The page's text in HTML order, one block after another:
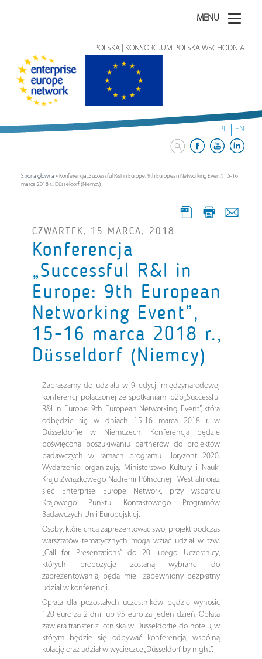
MENU
POLSKA | KONSORCJUM POLSKA WSCHODNIA
PL EN
Strona główna » Konferencja „Successful R&I in Europe: 9th European Networking Event”, 15-16
marca 2018 r., Düsseldorf (Niemcy)
CZWARTEK, 15 MARCA, 2018
Konferencja
„Successful R&I in
Europe: 9th European
Networking Event”,
15-16 marca 2018 r.,
Düsseldorf (Niemcy)
Zapraszamy do udziału w 9 edycji międzynarodowej
konferencji połączonej ze spotkaniami b2b „Successful
R&I in Europe: 9th European Networking Event”, która
odbędzie się w dniach 15-16 marca 2018 r. w
Düsseldorfie w Niemczech. Konferencja będzie
poświęcona poszukiwaniu partnerów do projektów
badawczych w ramach programu Horyzont 2020.
Wydarzenie organizują: Ministerstwo Kultury i Nauki
Kraju Związkowego Nadrenii Północnej i Westfalii oraz
sieć Enterprise Europe Network, przy wsparciu
Krajowego Punktu Kontaktowego Programów
Badawczych Unii Europejskiej.
Osoby, które chcą zaprezentować swój projekt podczas
warsztatów tematycznych mogą wziąć udział w tzw.
„Call for Presentations” do 20 lutego. Uczestnicy,
których propozycje zostaną wybrane do
zaprezentowania, będą mieli zapewniony bezpłatny
udział w konferencji.
Opłata dla pozostałych uczestników będzie wynosić
120 euro za 2 dni lub 95 euro za jeden dzień. Opłata
zawiera transfer z lotniska w Düsseldorfie do hotelu, w
którym będzie się odbywać konferencja, wspólną
kolację oraz udział w wycieczce „Düsseldorf by night”.